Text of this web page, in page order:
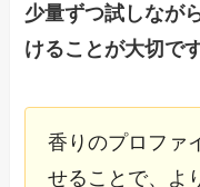
少量ずつ試しなが
けることが大切で
香りのプロファ
せることで、よ